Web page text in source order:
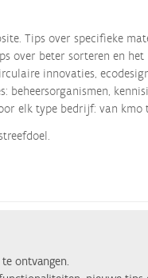
Tips over specifieke
over beter sorteren en
innovaties,
beheersorganismen,
elk type bedrijf: van
ontvangen.